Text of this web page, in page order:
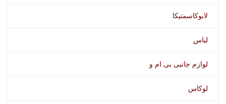
لابوکاسمتیکا
لباس
لوازم جانبی بی ام و
لوکاس